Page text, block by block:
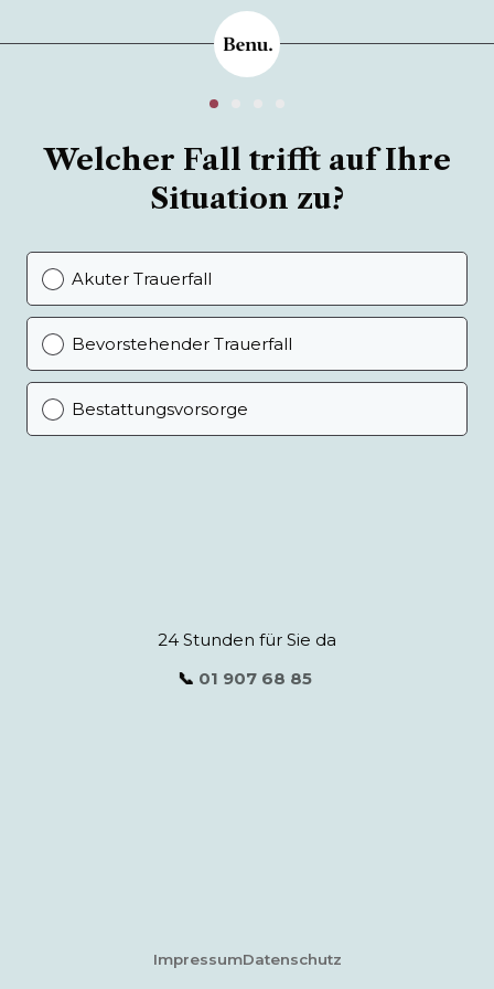
Welcher Fall trifft auf Ihre
Situation zu?
Akuter Trauerfall
Bevorstehender Trauerfall
Bestattungsvorsorge
24 Stunden für Sie da
📞 01 907 68 85
ImpressumDatenschutz